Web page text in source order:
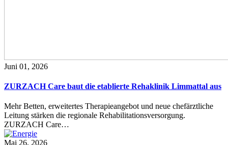
Juni 01, 2026
ZURZACH Care baut die etablierte Rehaklinik Limmattal aus
Mehr Betten, erweitertes Therapieangebot und neue chefärztliche
Leitung stärken die regionale Rehabilitationsversorgung.
ZURZACH Care…
Mai 26, 2026